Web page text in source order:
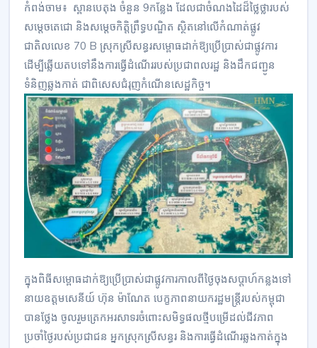
កំពង់ចាម៖ ស្ពានបេតុង ចំនួន 9កន្លែង ដែលជាចំណងដៃដ៏ថ្លៃថ្លារបស់
សម្តេចតេជោ និងសម្តេចកិត្តិព្រឹទ្ធបណ្ឌិត ស្ថិតនៅលើកំណាត់ផ្លូវ
ជាតិលលេខ 70 B ស្រុកស្រីសន្ធរសម្ពោធដាក់ឱ្យប្រើប្រាស់ជាផ្លូវការ
ដើម្បីឆ្លើយតបទៅនឹងការធ្វើដំណើររបស់ប្រជាពលរដ្ឋ និងដឹកជញ្ជូន
ទំនិញឆ្លងកាត់ ជាពិសេសជំរុញកំណើនសេដ្ឋកិច្ច។
ក្នុងពិធីសម្ពោធដាក់ឱ្យប្រើប្រាស់ជាផ្លូវការកាលពីថ្ងៃចុងសប្ដាហ៍កន្លងទៅ
នាយឧត្តមសេនីយ៍ ហ៊ុន ម៉ាណែត បេក្ខភាពនាយករដ្ឋមន្ត្រីរបស់កម្ពុជា
បានថ្លែង ចូលរួមត្រេកអរសាទរចំពោះសមិទ្ធផលថ្មីបម្រើដល់ជីវភាព
ប្រចាំថ្ងៃរបស់ប្រជាជន អ្នកស្រុកស្រីសន្ធរ និងការធ្វើដំណើរឆ្លងកាត់ក្នុង